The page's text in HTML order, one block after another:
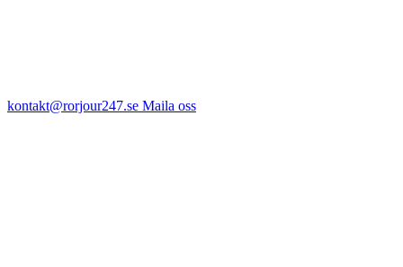
kontakt@rorjour247.se Maila oss